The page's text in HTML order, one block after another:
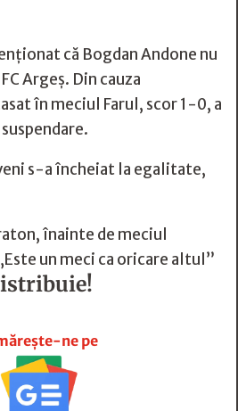
că Bogdan Andone nu
Argeș. Din cauza
în meciul Farul, scor 1-0, a
s-a încheiat la egalitate,
înainte de meciul
un meci ca oricare altul”
ne pe